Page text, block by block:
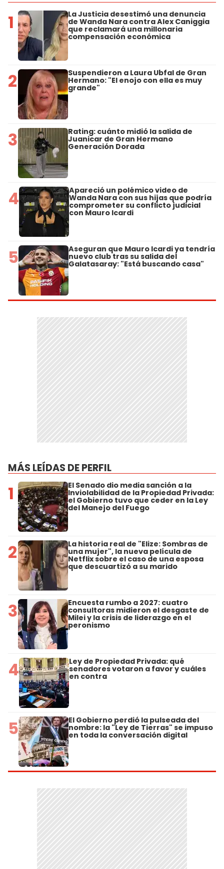
1 La Justicia desestimó una denuncia
de Wanda Nara contra Alex Caniggia
que reclamará una millonaria
compensación económica
2 Suspendieron a Laura Ubfal de Gran
Hermano: "El enojo con ella es muy
grande"
3 Rating: cuánto midió la salida de
Juanicar de Gran Hermano
Generación Dorada
4 Apareció un polémico video de
Wanda Nara con sus hijas que podría
comprometer su conflicto judicial
con Mauro Icardi
5 Aseguran que Mauro Icardi ya tendría
nuevo club tras su salida del
Galatasaray: "Está buscando casa"
MÁS LEÍDAS DE PERFIL
1 El Senado dio media sanción a la
Inviolabilidad de la Propiedad Privada:
el Gobierno tuvo que ceder en la Ley
del Manejo del Fuego
2 La historia real de "Elize: Sombras de
una mujer", la nueva película de
Netflix sobre el caso de una esposa
que descuartizó a su marido
3 Encuesta rumbo a 2027: cuatro
consultoras midieron el desgaste de
Milei y la crisis de liderazgo en el
peronismo
4 Ley de Propiedad Privada: qué
senadores votaron a favor y cuáles
en contra
5 El Gobierno perdió la pulseada del
nombre: la "Ley de Tierras" se impuso
en toda la conversación digital